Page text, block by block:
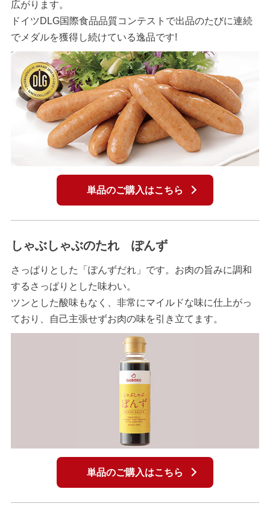
広がります。
ドイツDLG国際食品品質コンテストで出品のたびに連続
でメダルを獲得し続けている逸品です!
単品のご購入はこちら
しゃぶしゃぶのたれ ぽんず
さっぱりとした「ぽんずだれ」です。お肉の旨みに調和
するさっぱりとした味わい。
ツンとした酸味もなく、非常にマイルドな味に仕上がっ
ており、自己主張せずお肉の味を引き立てます。
単品のご購入はこちら